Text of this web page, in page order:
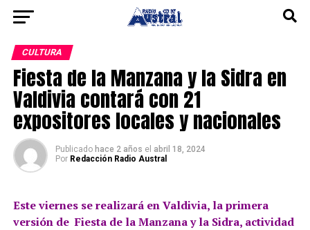
CULTURA
Fiesta de la Manzana y la Sidra en
Valdivia contará con 21
expositores locales y nacionales
Publicado hace 2 años el abril 18, 2024
Por Redacción Radio Austral
Este viernes se realizará en Valdivia, la primera
versión de Fiesta de la Manzana y la Sidra, actividad